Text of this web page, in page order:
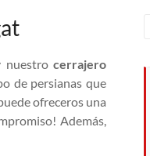
nuestro cerrajero
de persianas que
ofreceros una
Además,